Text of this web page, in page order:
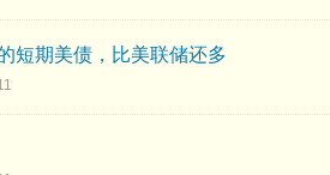
短期美债，比美联储还多